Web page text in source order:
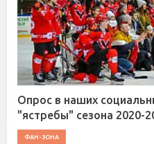
Опрос в наших
"ястребы" сезона 2020-
ФАН-ЗОНА